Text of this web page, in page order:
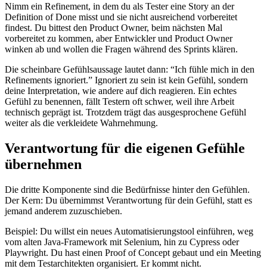
Nimm ein Refinement, in dem du als Tester eine Story an der
Definition of Done misst und sie nicht ausreichend vorbereitet
findest. Du bittest den Product Owner, beim nächsten Mal
vorbereitet zu kommen, aber Entwickler und Product Owner
winken ab und wollen die Fragen während des Sprints klären.
Die scheinbare Gefühlsaussage lautet dann: “Ich fühle mich in den
Refinements ignoriert.” Ignoriert zu sein ist kein Gefühl, sondern
deine Interpretation, wie andere auf dich reagieren. Ein echtes
Gefühl zu benennen, fällt Testern oft schwer, weil ihre Arbeit
technisch geprägt ist. Trotzdem trägt das ausgesprochene Gefühl
weiter als die verkleidete Wahrnehmung.
Verantwortung für die eigenen Gefühle
übernehmen
Die dritte Komponente sind die Bedürfnisse hinter den Gefühlen.
Der Kern: Du übernimmst Verantwortung für dein Gefühl, statt es
jemand anderem zuzuschieben.
Beispiel: Du willst ein neues Automatisierungstool einführen, weg
vom alten Java-Framework mit Selenium, hin zu Cypress oder
Playwright. Du hast einen Proof of Concept gebaut und ein Meeting
mit dem Testarchitekten organisiert. Er kommt nicht.